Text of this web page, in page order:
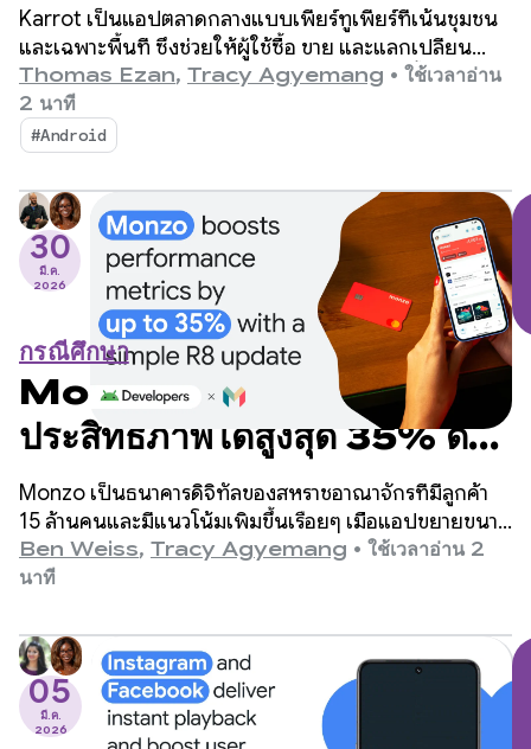
สร้างขึ้นภายในเวลาไม่ถึง 2
สัปดาห์
Karrot เป็นแอปตลาดกลางแบบเพียร์ทูเพียร์ที่เน้นชุมชน
และเฉพาะพื้นที่ ซึ่งช่วยให้ผู้ใช้ซื้อ ขาย และแลกเปลี่ยน
สินค้ากับผู้ใช้ที่ยืนยันตัวตนแล้วรายอื่นๆ ได้ นับตั้งแต่เปิด
ตัวในเกาหลีใต้ในปี 2015 แพลตฟอร์มนี้ได้ขยายไปยังตลาด
ทั่วโลกและมีผู้ใช้ที่ลงทะเบียนแล้วกว่า 43 ล้านคน
Thomas Ezan, Tracy Agyemang • ใช้เวลาอ่าน
2 นาที
#Android
30
มี.ค.
2026
กรณีศึกษา
Monzo เพิ่มเมตริก
ประสิทธิภาพได้สูงสุด 35% ด้วย
การอัปเดต R8 อย่างง่าย
Monzo เป็นธนาคารดิจิทัลของสหราชอาณาจักรที่มีลูกค้า
15 ล้านคนและมีแนวโน้มเพิ่มขึ้นเรื่อยๆ เมื่อแอปขยายขนาด
ทีมวิศวกรรมได้ระบุว่าเวลาเริ่มต้นของแอปเป็นส่วนสำคัญที่
ต้องปรับปรุง แต่กังวลว่าการปรับปรุงนี้จะต้องมีการ
Ben Weiss, Tracy Agyemang • ใช้เวลาอ่าน 2
นาที
05
มี.ค.
2026